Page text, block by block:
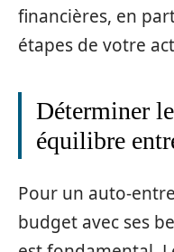
financières, en
étapes de votre
Déterminer
équilibre
Pour un auto-
budget avec ses